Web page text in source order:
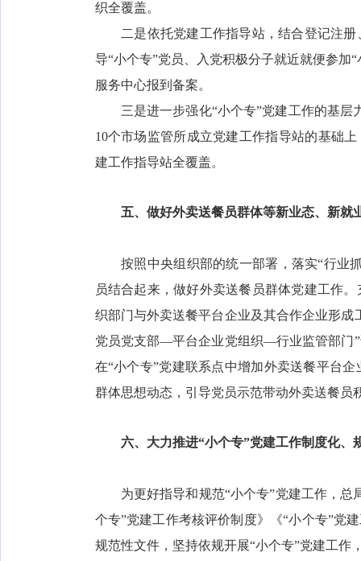
织全覆盖。
二是依托党建工作指导站，结合登记注册
导“小个专”党员、入党积极分子就近就便参加
服务中心报到备案。
三是进一步强化“小个专”党建工作的基层
10个市场监管所成立党建工作指导站的基础
建工作指导站全覆盖。
五、做好外卖送餐员群体等新业态、新就
按照中央组织部的统一部署，落实“行业抓
员结合起来，做好外卖送餐员群体党建工作
织部门与外卖送餐平台企业及其合作企业形
党员党支部—平台企业党组织—行业监管部门
在“小个专”党建联系点中增加外卖送餐平台
群体思想动态，引导党员示范带动外卖送餐
六、大力推进“小个专”党建工作制度化、
为更好指导和规范“小个专”党建工作，总
个专”党建工作考核评价制度》《“小个专”党
规范性文件，坚持依规开展“小个专”党建工作